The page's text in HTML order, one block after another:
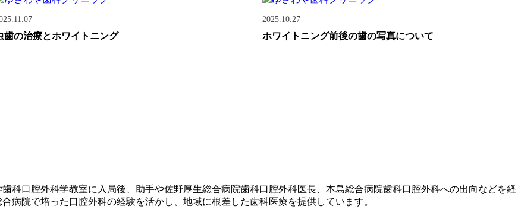
歯の治療とホワイトニング
2025.10.27
ホワイトニング前後の歯の写真について
科口腔外科学教室に入局後、助手や佐野厚生総合病院歯科口腔外科医長、本島総合病院歯科口腔外科への出向などを経
病院で培った口腔外科の経験を活かし、地域に根差した歯科医療を提供しています。